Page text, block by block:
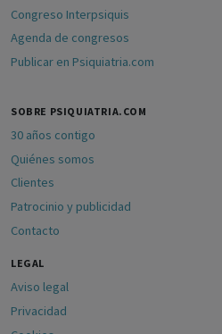
Congreso Interpsiquis
Agenda de congresos
Publicar en Psiquiatria.com
SOBRE PSIQUIATRIA.COM
30 años contigo
Quiénes somos
Clientes
Patrocinio y publicidad
Contacto
LEGAL
Aviso legal
Privacidad